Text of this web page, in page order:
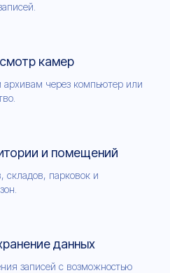
камер
архивам через компьютер или
и помещений
складов, парковок и
данных
записей с возможностью